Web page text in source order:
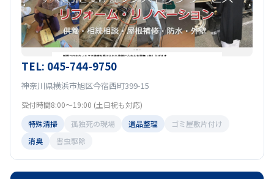
TEL: 045-744-9750
神奈川県横浜市旭区今宿西町399-15
受付時間8:00～19:00 (土日祝も対応)
特殊清掃
孤独死の現場 遺品整理
ゴミ屋敷片付け
消臭
害虫駆除